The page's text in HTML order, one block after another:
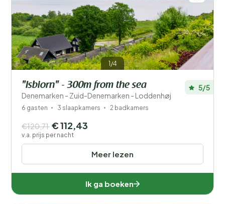
1/4
"Isbiorn" - 300m from the sea
Denemarken - Zuid-Denemarken - Loddenhøj
5/5
6 gasten 3 slaapkamers 2 badkamers
Meer lezen
€120,71 € 112,43
v.a. prijs per nacht
Ik ga boeken